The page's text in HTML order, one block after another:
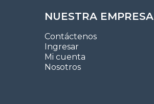
NUESTRA EMPRESA
Contáctenos
Ingresar
Mi cuenta
Nosotros